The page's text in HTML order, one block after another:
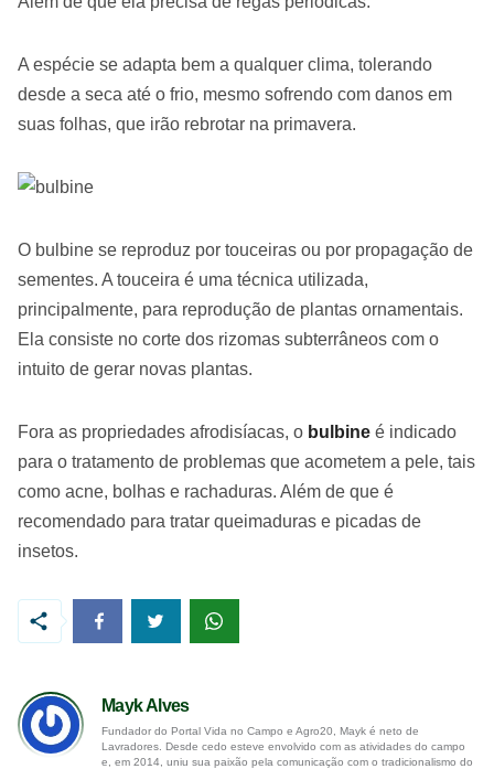
A espécie se adapta bem a qualquer clima, tolerando
desde a seca até o frio, mesmo sofrendo com danos em
suas folhas, que irão rebrotar na primavera.
O bulbine se reproduz por touceiras ou por propagação de
sementes. A touceira é uma técnica utilizada,
principalmente, para reprodução de plantas ornamentais.
Ela consiste no corte dos rizomas subterrâneos com o
intuito de gerar novas plantas.
Fora as propriedades afrodisíacas, o bulbine é indicado
para o tratamento de problemas que acometem a pele, tais
como acne, bolhas e rachaduras. Além de que é
recomendado para tratar queimaduras e picadas de
insetos.
Mayk Alves
Fundador do Portal Vida no Campo e Agro20, Mayk é neto de
Lavradores. Desde cedo esteve envolvido com as atividades do campo
e, em 2014, uniu sua paixão pela comunicação com o tradicionalismo do